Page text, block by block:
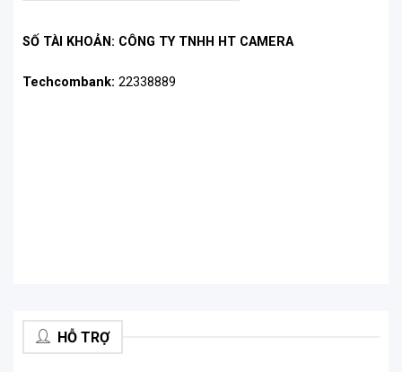
SỐ TÀI KHOẢN: CÔNG TY TNHH HT CAMERA
Techcombank: 22338889
HỖ TRỢ